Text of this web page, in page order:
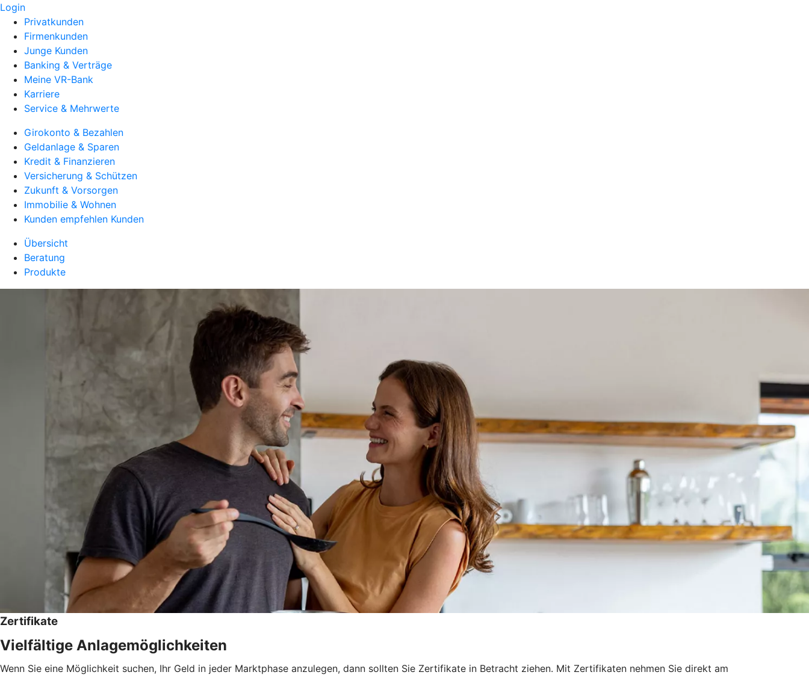
Login
Privatkunden
Firmenkunden
Junge Kunden
Banking & Verträge
Meine VR-Bank
Karriere
Service & Mehrwerte
Girokonto & Bezahlen
Geldanlage & Sparen
Kredit & Finanzieren
Versicherung & Schützen
Zukunft & Vorsorgen
Immobilie & Wohnen
Kunden empfehlen Kunden
Übersicht
Beratung
Produkte
Zertifikate
Vielfältige Anlagemöglichkeiten
Wenn Sie eine Möglichkeit suchen, Ihr Geld in jeder Marktphase anzulegen, dann sollten Sie Zertifikate in Betracht ziehen. Mit Zertifikaten nehmen Sie direkt am